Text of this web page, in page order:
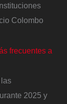
Colombo
frecuentes a
2025 y